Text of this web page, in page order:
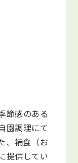
節感のある
園調理にて
、補食（お
提供してい